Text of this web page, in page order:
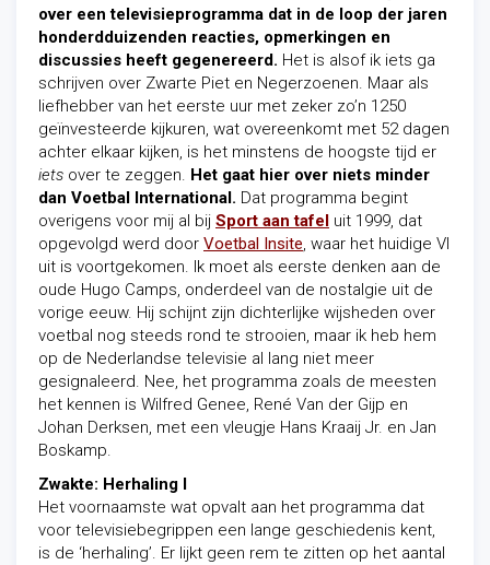
over een televisieprogramma dat in de loop der jaren
honderdduizenden reacties, opmerkingen en
discussies heeft gegenereerd. Het is alsof ik iets ga
schrijven over Zwarte Piet en Negerzoenen. Maar als
liefhebber van het eerste uur met zeker zo’n 1250
geïnvesteerde kijkuren, wat overeenkomt met 52 dagen
achter elkaar kijken, is het minstens de hoogste tijd er
iets over te zeggen. Het gaat hier over niets minder
dan Voetbal International. Dat programma begint
overigens voor mij al bij Sport aan tafel uit 1999, dat
opgevolgd werd door Voetbal Insite, waar het huidige VI
uit is voortgekomen. Ik moet als eerste denken aan de
oude Hugo Camps, onderdeel van de nostalgie uit de
vorige eeuw. Hij schijnt zijn dichterlijke wijsheden over
voetbal nog steeds rond te strooien, maar ik heb hem
op de Nederlandse televisie al lang niet meer
gesignaleerd. Nee, het programma zoals de meesten
het kennen is Wilfred Genee, René Van der Gijp en
Johan Derksen, met een vleugje Hans Kraaij Jr. en Jan
Boskamp.
Zwakte: Herhaling I
Het voornaamste wat opvalt aan het programma dat
voor televisiebegrippen een lange geschiedenis kent,
is de ‘herhaling’. Er lijkt geen rem te zitten op het aantal